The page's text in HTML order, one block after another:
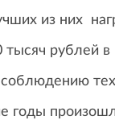
из них
рублей в
годы